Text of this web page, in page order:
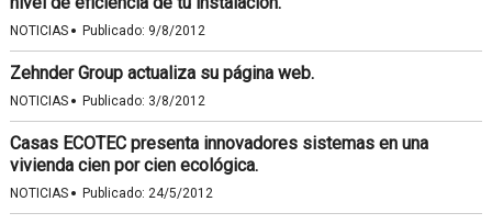
NOTICIAS · Publicado: 9/8/2012
Zehnder Group actualiza su página web.
NOTICIAS · Publicado: 3/8/2012
Casas ECOTEC presenta innovadores sistemas en una
vivienda cien por cien ecológica.
NOTICIAS · Publicado: 24/5/2012